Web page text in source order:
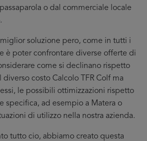
o dal commerciale locale
soluzione pero, come in tutti i
è poter confrontare diverse offerte di
come si declinano rispetto
diverso costo Calcolo TFR Colf ma
le possibili ottimizzazioni rispetto
specifica, ad esempio a Matera o
di utilizzo nella nostra azienda.
tutto cio, abbiamo creato questa